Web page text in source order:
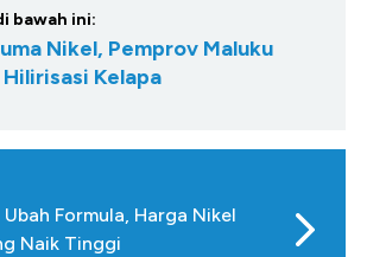
bawah ini:
Nikel, Pemprov Maluku
Kelapa
Formula, Harga Nikel
Naik Tinggi